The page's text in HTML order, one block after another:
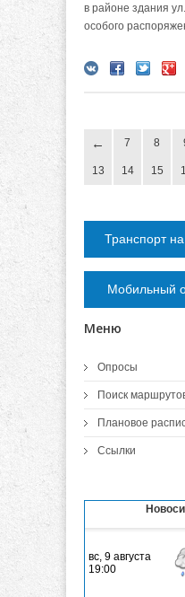
в районе здания
особого
7 8
13 14 15
Транспорт
Мобильный
Меню
Опросы
Поиск
Плановое
Ссылки